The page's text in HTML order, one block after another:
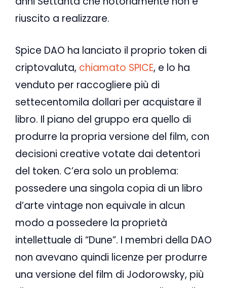
riuscito a realizzare.
Spice DAO ha lanciato il proprio token di
criptovaluta, chiamato SPICE, e lo ha
venduto per raccogliere più di
settecentomila dollari per acquistare il
libro. Il piano del gruppo era quello di
produrre la propria versione del film, con
decisioni creative votate dai detentori
del token. C’era solo un problema:
possedere una singola copia di un libro
d’arte vintage non equivale in alcun
modo a possedere la proprietà
intellettuale di “Dune”. I membri della DAO
non avevano quindi licenze per produrre
una versione del film di Jodorowsky, più